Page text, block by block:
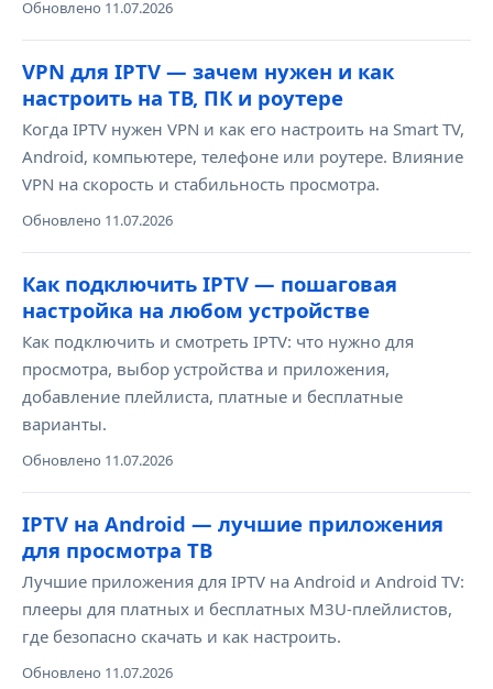
Обновлено 11.07.2026
VPN для IPTV — зачем нужен и как
настроить на ТВ, ПК и роутере
Когда IPTV нужен VPN и как его настроить на Smart TV,
Android, компьютере, телефоне или роутере. Влияние
VPN на скорость и стабильность просмотра.
Обновлено 11.07.2026
Как подключить IPTV — пошаговая
настройка на любом устройстве
Как подключить и смотреть IPTV: что нужно для
просмотра, выбор устройства и приложения,
добавление плейлиста, платные и бесплатные
варианты.
Обновлено 11.07.2026
IPTV на Android — лучшие приложения
для просмотра ТВ
Лучшие приложения для IPTV на Android и Android TV:
плееры для платных и бесплатных M3U-плейлистов,
где безопасно скачать и как настроить.
Обновлено 11.07.2026